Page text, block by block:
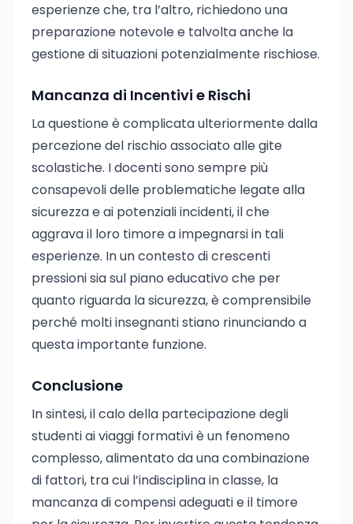
esperienze che, tra l’altro, richiedono una
preparazione notevole e talvolta anche la
gestione di situazioni potenzialmente rischiose.
Mancanza di Incentivi e Rischi
La questione è complicata ulteriormente dalla
percezione del rischio associato alle gite
scolastiche. I docenti sono sempre più
consapevoli delle problematiche legate alla
sicurezza e ai potenziali incidenti, il che
aggrava il loro timore a impegnarsi in tali
esperienze. In un contesto di crescenti
pressioni sia sul piano educativo che per
quanto riguarda la sicurezza, è comprensibile
perché molti insegnanti stiano rinunciando a
questa importante funzione.
Conclusione
In sintesi, il calo della partecipazione degli
studenti ai viaggi formativi è un fenomeno
complesso, alimentato da una combinazione
di fattori, tra cui l’indisciplina in classe, la
mancanza di compensi adeguati e il timore